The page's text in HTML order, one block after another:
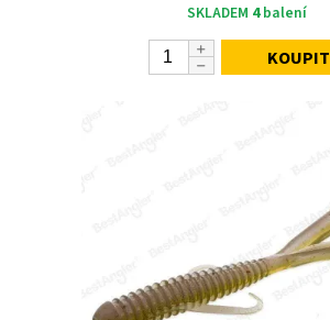
SKLADEM 4balení
KOUPIT